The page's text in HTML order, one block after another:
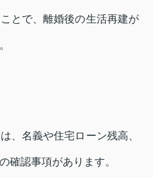
とで、離婚後の生活再建が
、名義や住宅ローン残高、
確認事項があります。